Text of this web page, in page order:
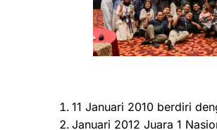
11 Januari 2010 berdiri
Januari 2012 Juara 1